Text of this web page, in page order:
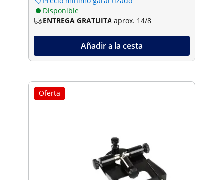
Disponible
ENTREGA GRATUITA aprox. 14/8
Añadir a la cesta
Oferta